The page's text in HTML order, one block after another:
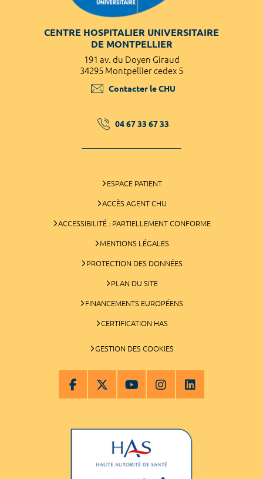
CENTRE HOSPITALIER UNIVERSITAIRE
DE MONTPELLIER
191 av. du Doyen Giraud
34295 Montpellier cedex 5
Contacter le CHU
04 67 33 67 33
ESPACE PATIENT
ACCÈS AGENT CHU
ACCESSIBILITÉ : PARTIELLEMENT CONFORME
MENTIONS LÉGALES
PROTECTION DES DONNÉES
PLAN DU SITE
FINANCEMENTS EUROPÉENS
CERTIFICATION HAS
GESTION DES COOKIES